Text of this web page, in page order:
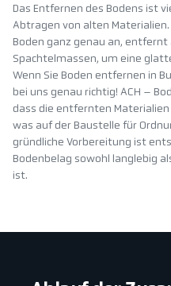
Das Entfernen des Bodens ist
Abtragen von alten Materialien.
Boden ganz genau an,
Spachtelmassen, um eine
Wenn Sie Boden entfernen in
bei uns genau richtig! ACH –
dass die entfernten
was auf der Baustelle für
gründliche Vorbereitung ist
Bodenbelag sowohl langlebig
ist.